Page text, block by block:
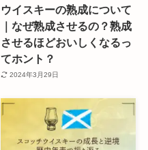
ウイスキーの熟成について
｜なぜ熟成させるの？熟成
させるほどおいしくなるっ
てホント？
2024年3月29日